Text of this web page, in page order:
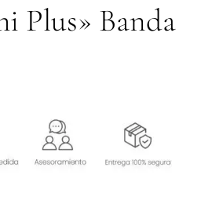
Plus» Banda